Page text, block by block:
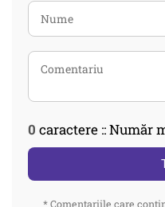
0 caractere :: Număr
* Comentariile care